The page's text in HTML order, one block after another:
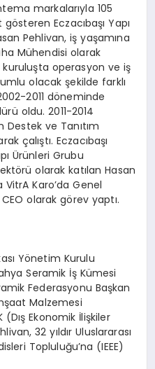
markalarıyla 105
Eczacıbaşı Yapı
Pehlivan, iş yaşamına
Mühendisi olarak
kuruluşta operasyon ve iş
olacak şekilde farklı
2011 döneminde
oldu. 2011-2014
Destek ve Tanıtım
çalıştı. Eczacıbaşı
Ürünleri Grubu
olarak katılan Hasan
VitrA Karo’da Genel
olarak görev yaptı.
Yönetim Kurulu
Seramik İş Kümesi
Federasyonu Başkan
Malzemesi
Ekonomik İlişkiler
32 yıldır Uluslararası
Topluluğu’na (IEEE)